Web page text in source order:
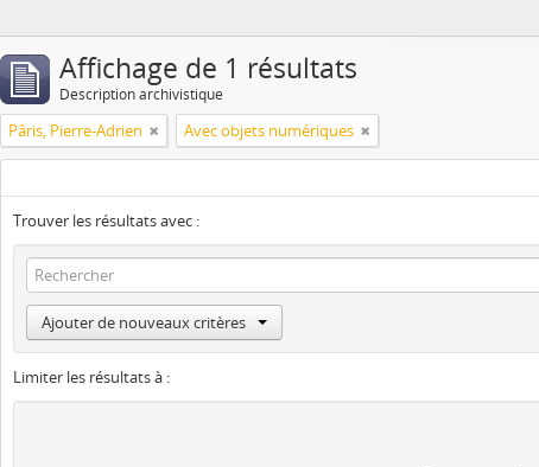
Affichage de 1 résultats
Description archivistique
Pâris, Pierre-Adrien Avec objets numériques
Trouver les résultats avec :
Ajouter de nouveaux critères
Limiter les résultats à :